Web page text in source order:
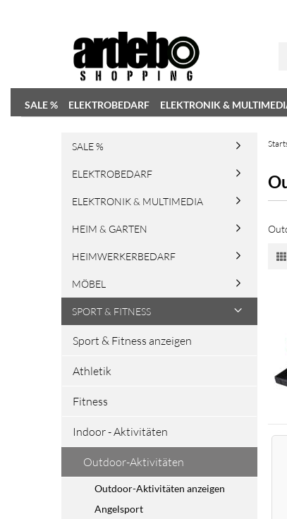
SALE % ELEKTROBEDARF ELEKTRONIK &
SALE %
ELEKTROBEDARF
ELEKTRONIK & MULTIMEDIA
HEIM & GARTEN
HEIMWERKERBEDARF
MÖBEL
SPORT & FITNESS
Sport & Fitness anzeigen
Athletik
Fitness
Indoor - Aktivitäten
Outdoor-Aktivitäten
Outdoor-Aktivitäten anzeigen
Angelsport